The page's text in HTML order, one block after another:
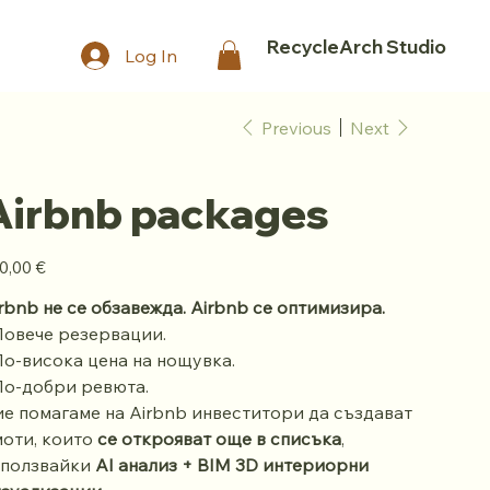
Log In RecycleArch Studio
Previous Next
packages
€
не се обзавежда. Airbnb се оптимизира.
резервации.
висока цена на нощувка.
добри ревюта.
помагаме на Airbnb инвеститори да създават
които се открояват още в списъка,
AI анализ + BIM 3D интериорни